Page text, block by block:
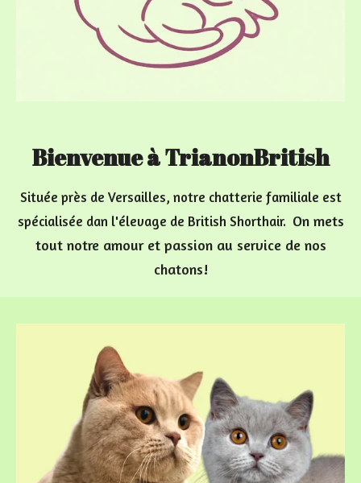
Bienvenue à TrianonBritish
Située près de Versailles, notre chatterie familiale est
spécialisée dan l'élevage de British Shorthair. On mets
tout notre amour et passion au service de nos
chatons!